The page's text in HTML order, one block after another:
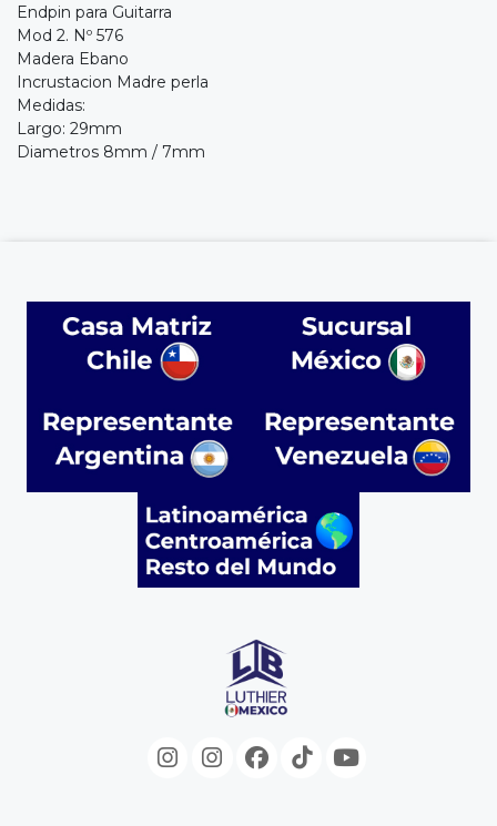
Endpin para Guitarra
Mod 2. Nº 576
Madera Ebano
Incrustacion Madre perla
Medidas:
Largo: 29mm
Diametros 8mm / 7mm